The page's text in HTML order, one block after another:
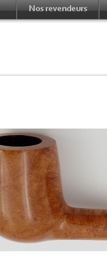
Nos revendeurs